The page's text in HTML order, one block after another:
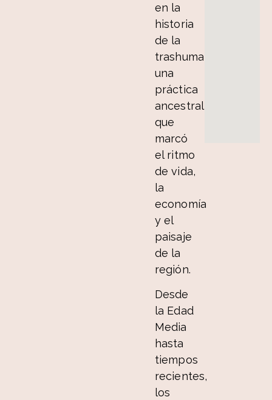
en la
historia
de la
trashumancia,
una
práctica
ancestral
que
marcó
el ritmo
de vida,
la
economía
y el
paisaje
de la
región.
Desde
la Edad
Media
hasta
tiempos
recientes,
los